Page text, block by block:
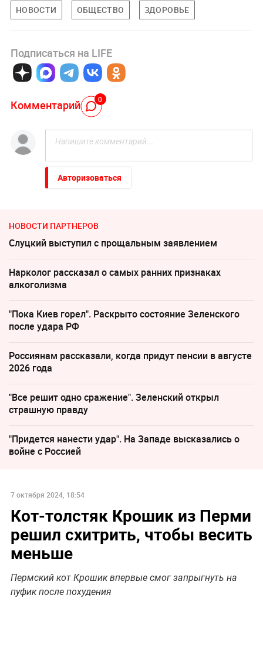
НОВОСТИ ОБЩЕСТВО ЗДОРОВЬЕ
Подписаться на LIFE
Комментарий 0
Авторизоваться
НОВОСТИ ПАРТНЕРОВ
Слуцкий выступил с прощальным заявлением
Нарколог рассказал о самых ранних признаках
алкоголизма
"Пока Киев горел". Раскрыто состояние Зеленского
после удара РФ
Россиянам рассказали, когда придут пенсии в августе
2026 года
"Все решит одно сражение". Зеленский открыл
страшную правду
"Придется нанести удар". На Западе высказались о
войне с Россией
7 октября 2024, 18:54
Кот-толстяк Крошик из Перми
решил схитрить, чтобы весить
меньше
Пермский кот Крошик впервые смог запрыгнуть на
пуфик после похудения